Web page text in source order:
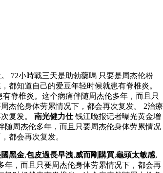
72小時戰三天是助勃藥嗎 只要是周杰伦粉
都知道自己的爱豆年轻时候就患有脊椎炎。
脊椎炎。这个病痛伴随周杰伦多年，而且只
杰伦身体劳累情况下，都会再次复发。 2治療
复发。 南光健力仕钱江晚报记者曝光黄金增
随周杰伦多年，而且只要周杰伦身体劳累情况
都会再次复发。
黑金,包皮過長早洩,威而剛購買,龜頭太敏感,
年，而且只要周杰伦身体劳累情况下，都会再